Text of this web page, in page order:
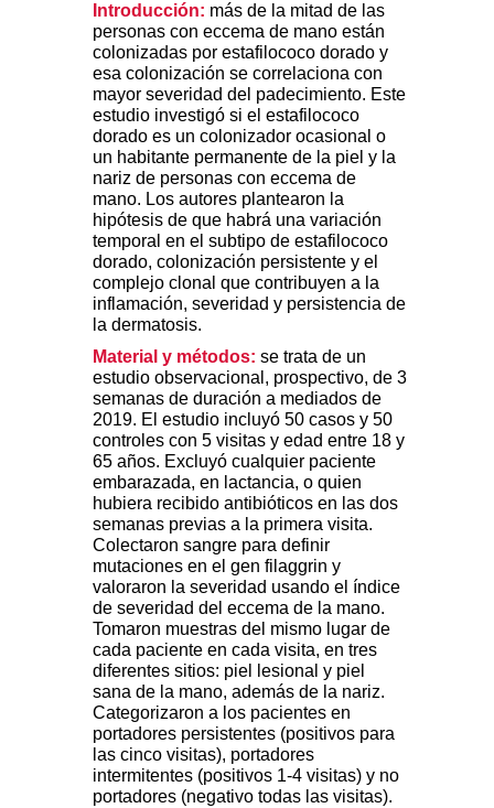
Introducción: más de la mitad de las
personas con eccema de mano están
colonizadas por estafilococo dorado y
esa colonización se correlaciona con
mayor severidad del padecimiento. Este
estudio investigó si el estafilococo
dorado es un colonizador ocasional o
un habitante permanente de la piel y la
nariz de personas con eccema de
mano. Los autores plantearon la
hipótesis de que habrá una variación
temporal en el subtipo de estafilococo
dorado, colonización persistente y el
complejo clonal que contribuyen a la
inflamación, severidad y persistencia de
la dermatosis.
Material y métodos: se trata de un
estudio observacional, prospectivo, de 3
semanas de duración a mediados de
2019. El estudio incluyó 50 casos y 50
controles con 5 visitas y edad entre 18 y
65 años. Excluyó cualquier paciente
embarazada, en lactancia, o quien
hubiera recibido antibióticos en las dos
semanas previas a la primera visita.
Colectaron sangre para definir
mutaciones en el gen filaggrin y
valoraron la severidad usando el índice
de severidad del eccema de la mano.
Tomaron muestras del mismo lugar de
cada paciente en cada visita, en tres
diferentes sitios: piel lesional y piel
sana de la mano, además de la nariz.
Categorizaron a los pacientes en
portadores persistentes (positivos para
las cinco visitas), portadores
intermitentes (positivos 1-4 visitas) y no
portadores (negativo todas las visitas).